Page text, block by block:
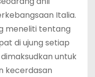
Italia.
meneliti tentang
di ujung setiap
untuk
kecerdasan